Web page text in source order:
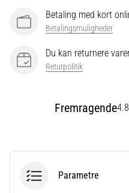
efter
løb?
En
fasciitis.
Hvad
skyldes…
Betaling med kort
Betalingsmuligheder
Du kan returnere
Returpolitik
Fremragende
Parametre